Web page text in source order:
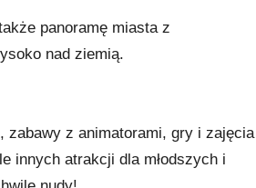
panoramę miasta z
nad ziemią.
zabawy z animatorami, gry i zajęcia
innych atrakcji dla młodszych i